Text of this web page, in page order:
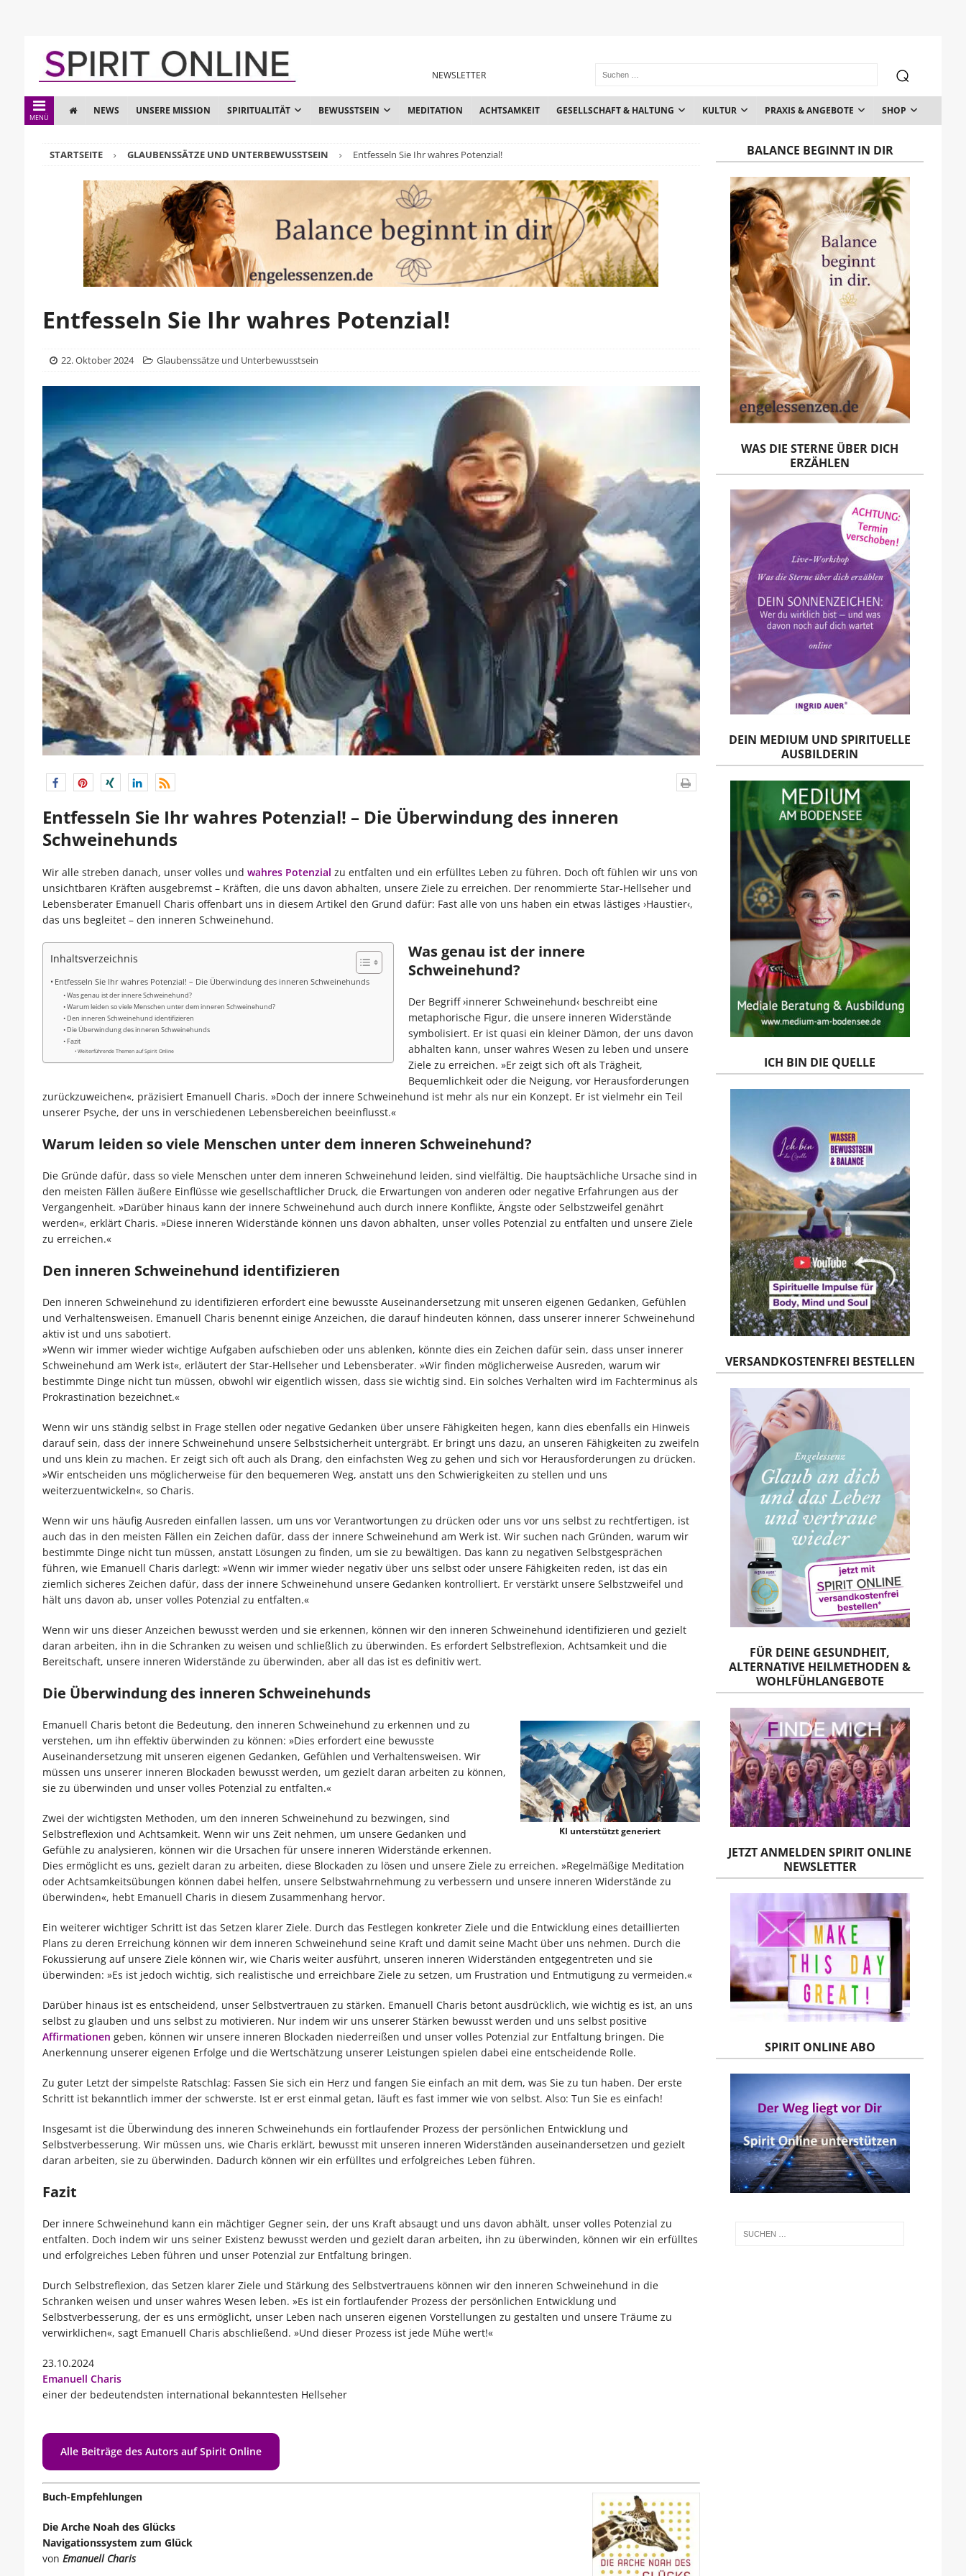
NEWSLETTER
MENÜ
NEWS UNSERE MISSION SPIRITUALITÄT BEWUSSTSEIN MEDITATION ACHTSAMKEIT GESELLSCHAFT & HALTUNG KULTUR PRAXIS & ANGEBOTE SHOP
STARTSEITE GLAUBENSSÄTZE UND UNTERBEWUSSTSEIN Entfesseln Sie Ihr wahres Potenzial!
Entfesseln Sie Ihr wahres Potenzial!
22. Oktober 2024 Glaubenssätze und Unterbewusstsein
Entfesseln Sie Ihr wahres Potenzial! – Die Überwindung des inneren
Schweinehunds
Wir alle streben danach, unser volles und wahres Potenzial zu entfalten und ein erfülltes Leben zu führen. Doch oft fühlen wir uns von
unsichtbaren Kräften ausgebremst – Kräften, die uns davon abhalten, unsere Ziele zu erreichen. Der renommierte Star-Hellseher und
Lebensberater Emanuell Charis offenbart uns in diesem Artikel den Grund dafür: Fast alle von uns haben ein etwas lästiges ›Haustier‹,
das uns begleitet – den inneren Schweinehund.
Inhaltsverzeichnis
Entfesseln Sie Ihr wahres Potenzial! – Die Überwindung des inneren Schweinehunds
Was genau ist der innere Schweinehund?
Warum leiden so viele Menschen unter dem inneren Schweinehund?
Den inneren Schweinehund identifizieren
Die Überwindung des inneren Schweinehunds
Fazit
Weiterführende Themen auf Spirit Online
Was genau ist der innere
Schweinehund?
Der Begriff ›innerer Schweinehund‹ beschreibt eine
metaphorische Figur, die unsere inneren Widerstände
symbolisiert. Er ist quasi ein kleiner Dämon, der uns davon
abhalten kann, unser wahres Wesen zu leben und unsere
Ziele zu erreichen. »Er zeigt sich oft als Trägheit,
Bequemlichkeit oder die Neigung, vor Herausforderungen
zurückzuweichen«, präzisiert Emanuell Charis. »Doch der innere Schweinehund ist mehr als nur ein Konzept. Er ist vielmehr ein Teil
unserer Psyche, der uns in verschiedenen Lebensbereichen beeinflusst.«
Warum leiden so viele Menschen unter dem inneren Schweinehund?
Die Gründe dafür, dass so viele Menschen unter dem inneren Schweinehund leiden, sind vielfältig. Die hauptsächliche Ursache sind in
den meisten Fällen äußere Einflüsse wie gesellschaftlicher Druck, die Erwartungen von anderen oder negative Erfahrungen aus der
Vergangenheit. »Darüber hinaus kann der innere Schweinehund auch durch innere Konflikte, Ängste oder Selbstzweifel genährt
werden«, erklärt Charis. »Diese inneren Widerstände können uns davon abhalten, unser volles Potenzial zu entfalten und unsere Ziele
zu erreichen.«
Den inneren Schweinehund identifizieren
Den inneren Schweinehund zu identifizieren erfordert eine bewusste Auseinandersetzung mit unseren eigenen Gedanken, Gefühlen
und Verhaltensweisen. Emanuell Charis benennt einige Anzeichen, die darauf hindeuten können, dass unserer innerer Schweinehund
aktiv ist und uns sabotiert.
»Wenn wir immer wieder wichtige Aufgaben aufschieben oder uns ablenken, könnte dies ein Zeichen dafür sein, dass unser innerer
Schweinehund am Werk ist«, erläutert der Star-Hellseher und Lebensberater. »Wir finden möglicherweise Ausreden, warum wir
bestimmte Dinge nicht tun müssen, obwohl wir eigentlich wissen, dass sie wichtig sind. Ein solches Verhalten wird im Fachterminus als
Prokrastination bezeichnet.«
Wenn wir uns ständig selbst in Frage stellen oder negative Gedanken über unsere Fähigkeiten hegen, kann dies ebenfalls ein Hinweis
darauf sein, dass der innere Schweinehund unsere Selbstsicherheit untergräbt. Er bringt uns dazu, an unseren Fähigkeiten zu zweifeln
und uns klein zu machen. Er zeigt sich oft auch als Drang, den einfachsten Weg zu gehen und sich vor Herausforderungen zu drücken.
»Wir entscheiden uns möglicherweise für den bequemeren Weg, anstatt uns den Schwierigkeiten zu stellen und uns
weiterzuentwickeln«, so Charis.
Wenn wir uns häufig Ausreden einfallen lassen, um uns vor Verantwortungen zu drücken oder uns vor uns selbst zu rechtfertigen, ist
auch das in den meisten Fällen ein Zeichen dafür, dass der innere Schweinehund am Werk ist. Wir suchen nach Gründen, warum wir
bestimmte Dinge nicht tun müssen, anstatt Lösungen zu finden, um sie zu bewältigen. Das kann zu negativen Selbstgesprächen
führen, wie Emanuell Charis darlegt: »Wenn wir immer wieder negativ über uns selbst oder unsere Fähigkeiten reden, ist das ein
ziemlich sicheres Zeichen dafür, dass der innere Schweinehund unsere Gedanken kontrolliert. Er verstärkt unsere Selbstzweifel und
hält uns davon ab, unser volles Potenzial zu entfalten.«
Wenn wir uns dieser Anzeichen bewusst werden und sie erkennen, können wir den inneren Schweinehund identifizieren und gezielt
daran arbeiten, ihn in die Schranken zu weisen und schließlich zu überwinden. Es erfordert Selbstreflexion, Achtsamkeit und die
Bereitschaft, unsere inneren Widerstände zu überwinden, aber all das ist es definitiv wert.
Die Überwindung des inneren Schweinehunds
KI unterstützt generiert
Emanuell Charis betont die Bedeutung, den inneren Schweinehund zu erkennen und zu
verstehen, um ihn effektiv überwinden zu können: »Dies erfordert eine bewusste
Auseinandersetzung mit unseren eigenen Gedanken, Gefühlen und Verhaltensweisen. Wir
müssen uns unserer inneren Blockaden bewusst werden, um gezielt daran arbeiten zu können,
sie zu überwinden und unser volles Potenzial zu entfalten.«
Zwei der wichtigsten Methoden, um den inneren Schweinehund zu bezwingen, sind
Selbstreflexion und Achtsamkeit. Wenn wir uns Zeit nehmen, um unsere Gedanken und
Gefühle zu analysieren, können wir die Ursachen für unsere inneren Widerstände erkennen.
Dies ermöglicht es uns, gezielt daran zu arbeiten, diese Blockaden zu lösen und unsere Ziele zu erreichen. »Regelmäßige Meditation
oder Achtsamkeitsübungen können dabei helfen, unsere Selbstwahrnehmung zu verbessern und unsere inneren Widerstände zu
überwinden«, hebt Emanuell Charis in diesem Zusammenhang hervor.
Ein weiterer wichtiger Schritt ist das Setzen klarer Ziele. Durch das Festlegen konkreter Ziele und die Entwicklung eines detaillierten
Plans zu deren Erreichung können wir dem inneren Schweinehund seine Kraft und damit seine Macht über uns nehmen. Durch die
Fokussierung auf unsere Ziele können wir, wie Charis weiter ausführt, unseren inneren Widerständen entgegentreten und sie
überwinden: »Es ist jedoch wichtig, sich realistische und erreichbare Ziele zu setzen, um Frustration und Entmutigung zu vermeiden.«
Darüber hinaus ist es entscheidend, unser Selbstvertrauen zu stärken. Emanuell Charis betont ausdrücklich, wie wichtig es ist, an uns
selbst zu glauben und uns selbst zu motivieren. Nur indem wir uns unserer Stärken bewusst werden und uns selbst positive
Affirmationen geben, können wir unsere inneren Blockaden niederreißen und unser volles Potenzial zur Entfaltung bringen. Die
Anerkennung unserer eigenen Erfolge und die Wertschätzung unserer Leistungen spielen dabei eine entscheidende Rolle.
Zu guter Letzt der simpelste Ratschlag: Fassen Sie sich ein Herz und fangen Sie einfach an mit dem, was Sie zu tun haben. Der erste
Schritt ist bekanntlich immer der schwerste. Ist er erst einmal getan, läuft es fast immer wie von selbst. Also: Tun Sie es einfach!
Insgesamt ist die Überwindung des inneren Schweinehunds ein fortlaufender Prozess der persönlichen Entwicklung und
Selbstverbesserung. Wir müssen uns, wie Charis erklärt, bewusst mit unseren inneren Widerständen auseinandersetzen und gezielt
daran arbeiten, sie zu überwinden. Dadurch können wir ein erfülltes und erfolgreiches Leben führen.
Fazit
Der innere Schweinehund kann ein mächtiger Gegner sein, der uns Kraft absaugt und uns davon abhält, unser volles Potenzial zu
entfalten. Doch indem wir uns seiner Existenz bewusst werden und gezielt daran arbeiten, ihn zu überwinden, können wir ein erfülltes
und erfolgreiches Leben führen und unser Potenzial zur Entfaltung bringen.
Durch Selbstreflexion, das Setzen klarer Ziele und Stärkung des Selbstvertrauens können wir den inneren Schweinehund in die
Schranken weisen und unser wahres Wesen leben. »Es ist ein fortlaufender Prozess der persönlichen Entwicklung und
Selbstverbesserung, der es uns ermöglicht, unser Leben nach unseren eigenen Vorstellungen zu gestalten und unsere Träume zu
verwirklichen«, sagt Emanuell Charis abschließend. »Und dieser Prozess ist jede Mühe wert!«
23.10.2024
Emanuell Charis
einer der bedeutendsten international bekanntesten Hellseher
Alle Beiträge des Autors auf Spirit Online
Buch-Empfehlungen
Die Arche Noah des Glücks
Navigationssystem zum Glück
von Emanuell Charis
BALANCE BEGINNT IN DIR
WAS DIE STERNE ÜBER DICH
ERZÄHLEN
DEIN MEDIUM UND SPIRITUELLE
AUSBILDERIN
ICH BIN DIE QUELLE
VERSANDKOSTENFREI BESTELLEN
FÜR DEINE GESUNDHEIT,
ALTERNATIVE HEILMETHODEN &
WOHLFÜHLANGEBOTE
JETZT ANMELDEN SPIRIT ONLINE
NEWSLETTER
SPIRIT ONLINE ABO